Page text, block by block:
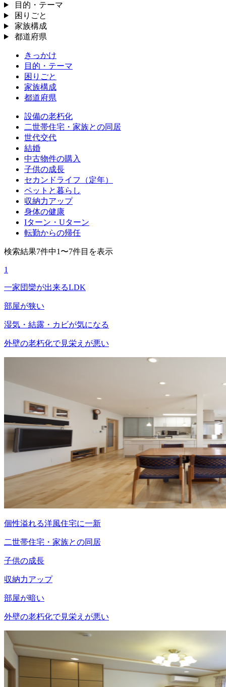
目的・テーマ
困りごと
家族構成
都道府県
きっかけ
目的・テーマ
困りごと
家族構成
都道府県
設備の老朽化
二世帯住宅・家族との同居
世代交代
結婚
中古物件の購入
子供の成長
セカンドライフ（定年）
ペットと暮らし
収納力アップ
身体の健康
Iターン・Uターン
転勤からの帰任
検索結果7件中1〜7件目を表示
1
一家団欒が出来るLDK
部屋が狭い
湿気・結露・カビが気になる
外壁の老朽化で見栄えが悪い
個性溢れる洋風住宅に一新
二世帯住宅・家族との同居
子供の成長
収納力アップ
部屋が暗い
外壁の老朽化で見栄えが悪い